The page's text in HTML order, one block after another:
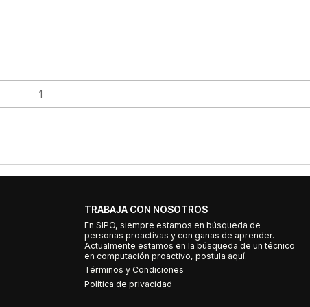
TRABAJA CON NOSOTROS
En SIPO, siempre estamos en búsqueda de
personas proactivas y con ganas de aprender.
Actualmente estamos en la búsqueda de un técnico
en computación proactivo, postula aquí.
Términos y Condiciones
Política de privacidad